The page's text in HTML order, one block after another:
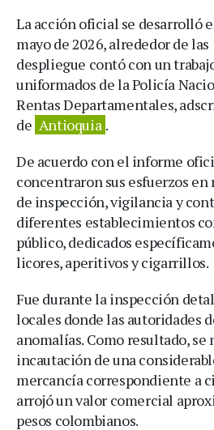
La acción oficial se desarrolló
mayo de 2026, alrededor de las
despliegue contó con un
uniformados de la Policía
Rentas Departamentales,
de Antioquia .
De acuerdo con el informe
concentraron sus esfuerzos
de inspección, vigilancia y
diferentes establecimientos
público, dedicados
licores, aperitivos y cigarrillos.
Fue durante la inspección
locales donde las autoridades
anomalías. Como resultado,
incautación de una
mercancía correspondiente a
arrojó un valor comercial
pesos colombianos.